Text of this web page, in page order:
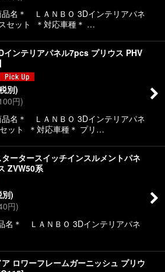
＊ ＬＡＮＢＯ 3Dインテリアパネ
セット ＊対応車種＊ …
インテリアパネル7pcs プリウス PHV
別)
円)
＊ ＬＡＮＢＯ 3Dインテリアパネ
ット ＊対応車種＊ プリ…
ータースイッチインスルメントパネ
ZVW50系
別)
円)
＊ ＬＡＮＢＯ 3Dインテリアパネ
ロワーフレームガーニッシュ プリウ